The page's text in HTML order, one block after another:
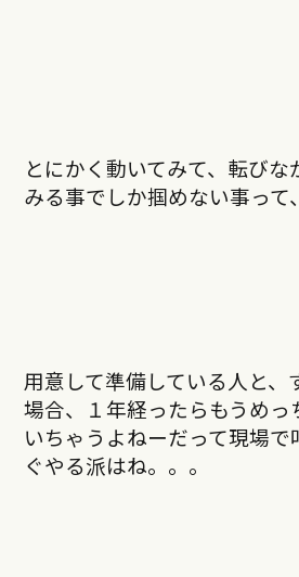
とにかく動いてみて、転びな
みる事でしか掴めない事って
用意して準備している人と、
場合、１年経ったらもうめっ
いちゃうよねーだって現場
ぐやる派はね。。。